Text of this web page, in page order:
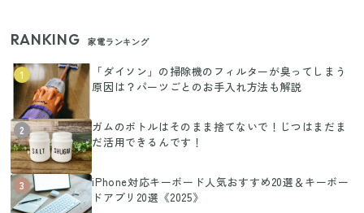
RANKING 家電ランキング
1
「ダイソン」の掃除機のフィルターが臭ってしまう
原因は？パーツごとのお手入れ方法も解説
2
ガムのボトルはそのまま捨てないで！じつはまだま
だ活用できるんです！
3
iPhone対応キーボード人気おすすめ20選＆キーボー
ドアプリ20選《2025》